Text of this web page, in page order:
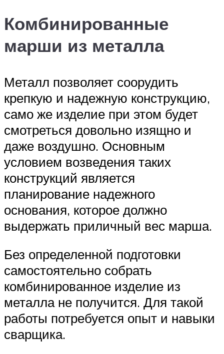
Комбинированные
марши из металла
Металл позволяет соорудить
крепкую и надежную конструкцию,
само же изделие при этом будет
смотреться довольно изящно и
даже воздушно. Основным
условием возведения таких
конструкций является
планирование надежного
основания, которое должно
выдержать приличный вес марша.
Без определенной подготовки
самостоятельно собрать
комбинированное изделие из
металла не получится. Для такой
работы потребуется опыт и навыки
сварщика.